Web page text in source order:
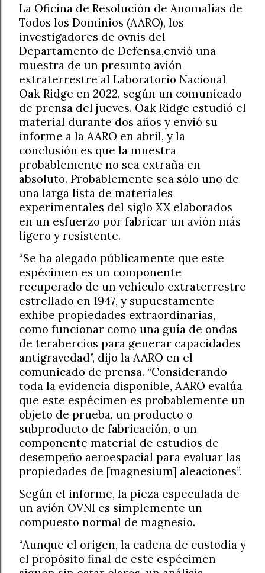
La Oficina de Resolución de Anomalías de
Todos los Dominios (AARO), los
investigadores de ovnis del
Departamento de Defensa,envió una
muestra de un presunto avión
extraterrestre al Laboratorio Nacional
Oak Ridge en 2022, según un comunicado
de prensa del jueves. Oak Ridge estudió el
material durante dos años y envió su
informe a la AARO en abril, y la
conclusión es que la muestra
probablemente no sea extraña en
absoluto. Probablemente sea sólo uno de
una larga lista de materiales
experimentales del siglo XX elaborados
en un esfuerzo por fabricar un avión más
ligero y resistente.
“Se ha alegado públicamente que este
espécimen es un componente
recuperado de un vehículo extraterrestre
estrellado en 1947, y supuestamente
exhibe propiedades extraordinarias,
como funcionar como una guía de ondas
de terahercios para generar capacidades
antigravedad”, dijo la AARO en el
comunicado de prensa. “Considerando
toda la evidencia disponible, AARO evalúa
que este espécimen es probablemente un
objeto de prueba, un producto o
subproducto de fabricación, o un
componente material de estudios de
desempeño aeroespacial para evaluar las
propiedades de [magnesium] aleaciones”.
Según el informe, la pieza especulada de
un avión OVNI es simplemente un
compuesto normal de magnesio.
“Aunque el origen, la cadena de custodia y
el propósito final de este espécimen